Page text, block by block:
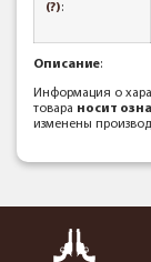
(?):
Описание:
Информация о
товара носит
изменены